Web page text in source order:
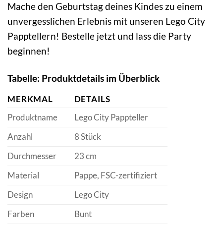
Mache den Geburtstag deines Kindes zu einem
unvergesslichen Erlebnis mit unseren Lego City
Papptellern! Bestelle jetzt und lass die Party
beginnen!
Tabelle: Produktdetails im Überblick
MERKMAL
DETAILS
Produktname
Lego City Pappteller
Anzahl
8 Stück
Durchmesser
23 cm
Material
Pappe, FSC-zertifiziert
Design
Lego City
Farben
Bunt